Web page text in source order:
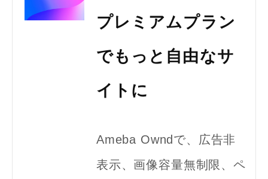
プレミアムプラン
でもっと自由なサ
イトに
Ameba Owndで、広告非
表示、画像容量無制限、ペ